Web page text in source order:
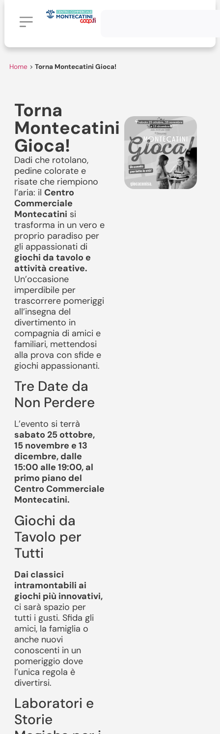
Home> Torna Montecatini Gioca!
Torna
Montecatini
Gioca!
Dadi che rotolano,
pedine colorate e
risate che riempiono
l’aria: il Centro
Commerciale
Montecatini si
trasforma in un vero e
proprio paradiso per
gli appassionati di
giochi da tavolo e
attività creative.
Un’occasione
imperdibile per
trascorrere pomeriggi
all’insegna del
divertimento in
compagnia di amici e
familiari, mettendosi
alla prova con sfide e
giochi appassionanti.
Tre Date da
Non Perdere
L’evento si terrà
sabato 25 ottobre,
15 novembre e 13
dicembre, dalle
15:00 alle 19:00, al
primo piano del
Centro Commerciale
Montecatini.
Giochi da
Tavolo per
Tutti
Dai classici
intramontabili ai
giochi più innovativi,
ci sarà spazio per
tutti i gusti. Sfida gli
amici, la famiglia o
anche nuovi
conoscenti in un
pomeriggio dove
l’unica regola è
divertirsi.
Laboratori e
Storie